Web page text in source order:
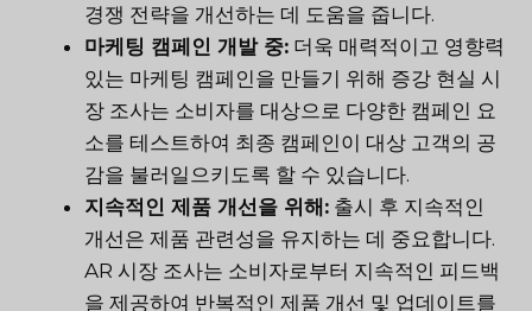
경쟁 전략을 개선하는 데 도움을 줍니다.
마케팅 캠페인 개발 중: 더욱 매력적이고 영향력
있는 마케팅 캠페인을 만들기 위해 증강 현실 시
장 조사는 소비자를 대상으로 다양한 캠페인 요
소를 테스트하여 최종 캠페인이 대상 고객의 공
감을 불러일으키도록 할 수 있습니다.
지속적인 제품 개선을 위해: 출시 후 지속적인
개선은 제품 관련성을 유지하는 데 중요합니다.
AR 시장 조사는 소비자로부터 지속적인 피드백
을 제공하여 반복적인 제품 개선 및 업데이트를